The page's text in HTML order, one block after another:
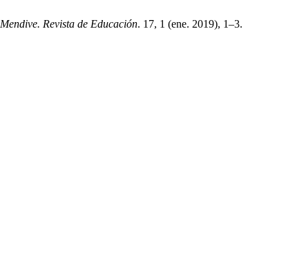
Mendive. Revista de Educación. 17, 1 (ene. 2019), 1–3.